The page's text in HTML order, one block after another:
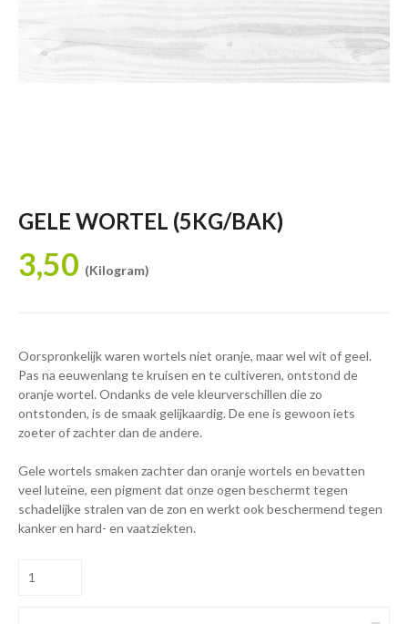
GELE WORTEL (5KG/BAK)
3,50 (Kilogram)
Oorspronkelijk waren wortels niet oranje, maar wel wit of geel.
Pas na eeuwenlang te kruisen en te cultiveren, ontstond de
oranje wortel. Ondanks de vele kleurverschillen die zo
ontstonden, is de smaak gelijkaardig. De ene is gewoon iets
zoeter of zachter dan de andere.
Gele wortels smaken zachter dan oranje wortels en bevatten
veel luteïne, een pigment dat onze ogen beschermt tegen
schadelijke stralen van de zon en werkt ook beschermend tegen
kanker en hard- en vaatziekten.